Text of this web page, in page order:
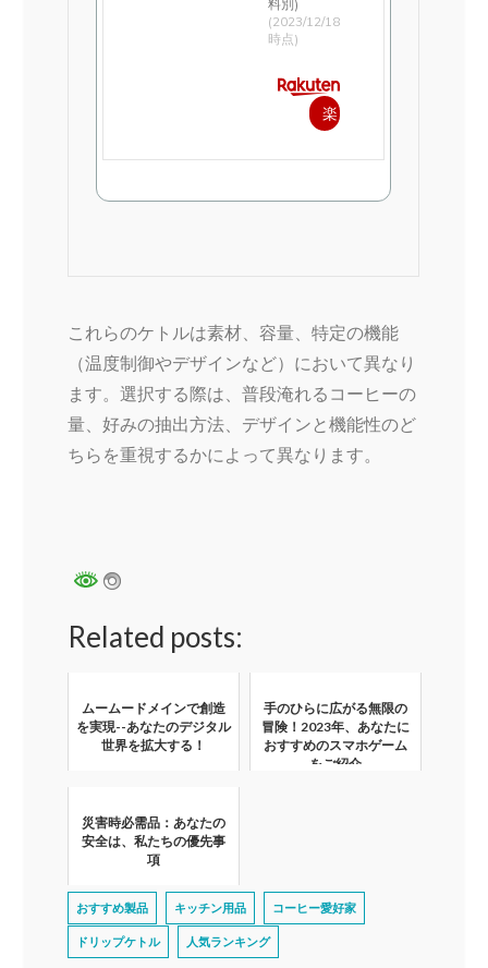
料別)
(2023/12/18
時点)
楽
これらのケトルは素材、容量、特定の機能
（温度制御やデザインなど）において異なり
ます。選択する際は、普段淹れるコーヒーの
量、好みの抽出方法、デザインと機能性のど
ちらを重視するかによって異なります。
Related posts:
ムームードメインで創造
を実現--あなたのデジタル
世界を拡大する！
手のひらに広がる無限の
冒険！2023年、あなたに
おすすめのスマホゲーム
をご紹介
災害時必需品：あなたの
安全は、私たちの優先事
項
おすすめ製品 キッチン用品 コーヒー愛好家
ドリップケトル 人気ランキング